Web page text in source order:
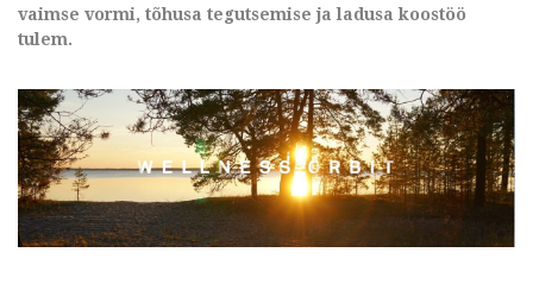
vaimse vormi, tõhusa tegutsemise ja ladusa koostöö
tulem.